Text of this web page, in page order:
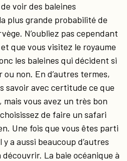
voir des baleines
plus grande probabilité de
N’oubliez pas cependant
que vous visitez le royaume
les baleines qui décident si
non. En d’autres termes,
savoir avec certitude ce que
vous avez un très bon
de faire un safari
Une fois que vous êtes parti
a aussi beaucoup d’autres
La baie océanique à